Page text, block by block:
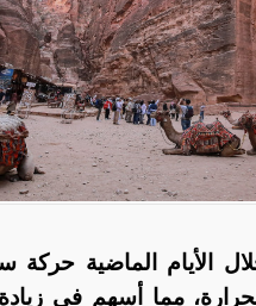
الأيام الماضية حركة
مما أسهم في